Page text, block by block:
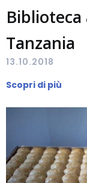
Biblioteca
Tanzania
13.10.2018
Scopri di più